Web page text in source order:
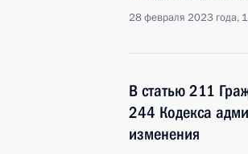
28 февраля 2023 года,
В статью 211
244 Кодекса
изменения